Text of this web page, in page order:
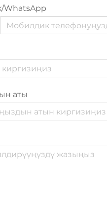
WhatsApp
аты